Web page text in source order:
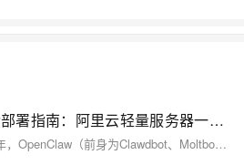
2026零门槛OpenClaw部署指南：阿里云轻量服务器一键落地，7×24小时AI数字员工轻松拥有
在智能办公需求爆发的2026年，OpenClaw（前身为Clawdbot、Moltbot）凭借自然语言指令执行、多工具集成、主流大模型兼容等核心优势，成为个人与轻量团队的“AI数字员工”首选。它打破了普通聊天机器人的功能局限，能真正落地文件处理、日程管理、信息提取、跨工具协同等实操任务，7×24小时不间断运行，大幅降低重复劳动成本。